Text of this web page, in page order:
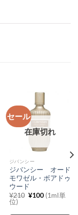
セール
在庫切れ
ジバンシー
ジバンシー オード
モワゼル・ボアドゥ
ウード
¥210 元
¥100現
在
(1ml単
位)